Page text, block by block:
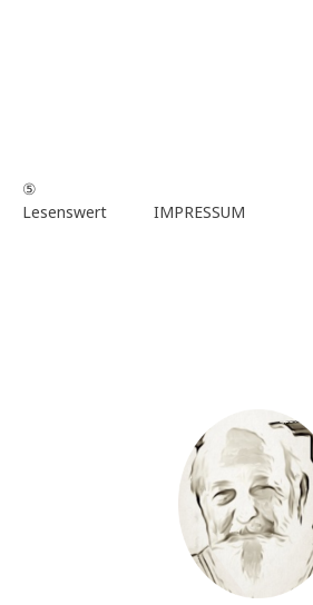
⑤
Lesenswert
IMPRESSUM